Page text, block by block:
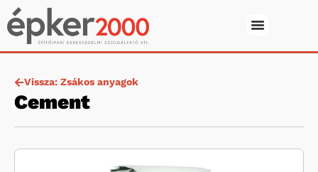
Vissza: Zsákos anyagok
Cement